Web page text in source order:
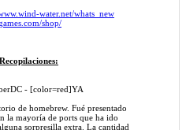
water.net/whats_new
shop/
- [color=red]YA
de homebrew. Fué presentado
la mayoría de ports que ha ido
sorpresilla extra. La cantidad